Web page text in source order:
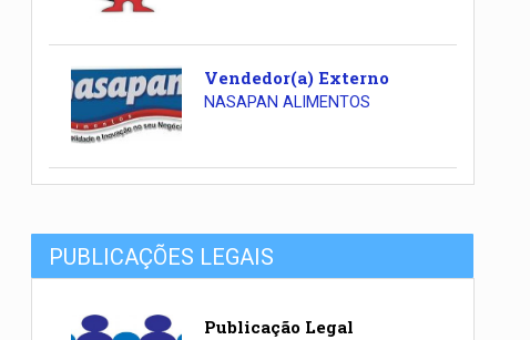
Vendedor(a) Externo
NASAPAN ALIMENTOS
PUBLICAÇÕES LEGAIS
Publicação Legal